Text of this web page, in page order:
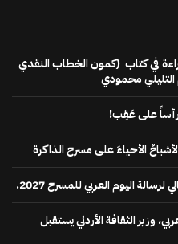
في كتاب (كمون الخطاب النقدي
التليلي محمودي
على عَقِب!
الأحياءَ على مسرح الذاكرة
اليوم العربي للمسرح 2027.
وزير الثقافة الأردني يستقبل